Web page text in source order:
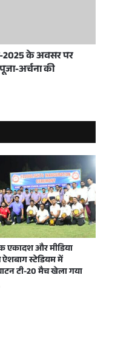
2025 के अवसर पर
अर्चना की
एकादश और मीडिया
स्टेडियम में
टी-20 मैच खेला गया